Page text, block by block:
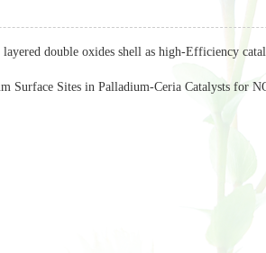
double oxides shell as high-Efficiency
Surface Sites in Palladium-Ceria Catalysts for